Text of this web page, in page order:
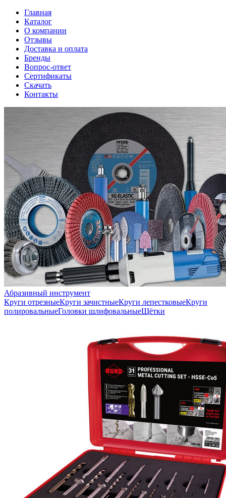
Главная
Каталог
О компании
Отзывы
Доставка и оплата
Бренды
Вопрос-ответ
Сертификаты
Скачать
Контакты
Абразивный инструмент
Круги отрезныеКруги зачистныеКруги лепестковыеКруги
полировальныеГоловки шлифовальныеЩётки